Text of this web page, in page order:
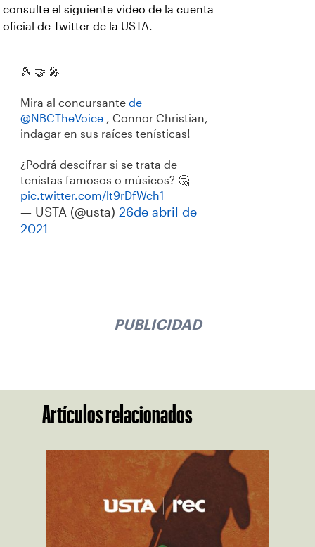
consulte el siguiente video de la cuenta
oficial de Twitter de la USTA.
🎾 🤝 🎤
Mira al concursante de
@NBCTheVoice , Connor Christian,
indagar en sus raíces tenísticas!
¿Podrá descifrar si se trata de
tenistas famosos o músicos? 🤔
pic.twitter.com/lt9rDfWch1
— USTA (@usta) 26de abril de
2021
PUBLICIDAD
Artículos relacionados